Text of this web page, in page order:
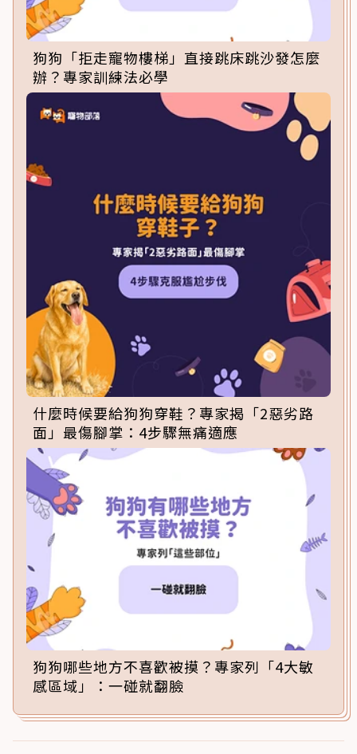
狗狗「拒走寵物樓梯」直接跳床跳沙發怎麼
辦？專家訓練法必學
什麼時候要給狗狗穿鞋？專家揭「2惡劣路
面」最傷腳掌：4步驟無痛適應
狗狗哪些地方不喜歡被摸？專家列「4大敏
感區域」：一碰就翻臉